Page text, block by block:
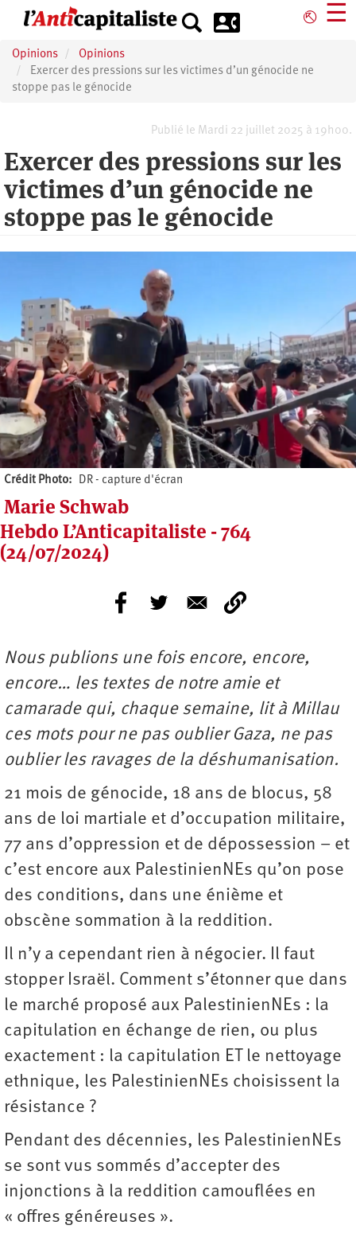
principal
⎋ ☰
Opinions
Opinions
Exercer des pressions sur les victimes d’un génocide ne
stoppe pas le génocide
Publié le Mardi 22 juillet 2025 à 19h00.
Exercer des pressions sur les
victimes d’un génocide ne
stoppe pas le génocide
Crédit Photo DR - capture d'écran
Marie Schwab
Hebdo L’Anticapitaliste - 764
(24/07/2024)
Nous publions une fois encore, encore,
encore… les textes de notre amie et
camarade qui, chaque semaine, lit à Millau
ces mots pour ne pas oublier Gaza, ne pas
oublier les ravages de la déshumanisation.
21 mois de génocide, 18 ans de blocus, 58
ans de loi martiale et d’occupation militaire,
77 ans d’oppression et de dépossession – et
c’est encore aux PalestinienNEs qu’on pose
des conditions, dans une énième et
obscène sommation à la reddition.
Il n’y a cependant rien à négocier. Il faut
stopper Israël. Comment s’étonner que dans
le marché proposé aux PalestinienNEs : la
capitulation en échange de rien, ou plus
exactement : la capitulation ET le nettoyage
ethnique, les PalestinienNEs choisissent la
résistance ?
Pendant des décennies, les PalestinienNEs
se sont vus sommés d’accepter des
injonctions à la reddition camouflées en
« offres généreuses ».